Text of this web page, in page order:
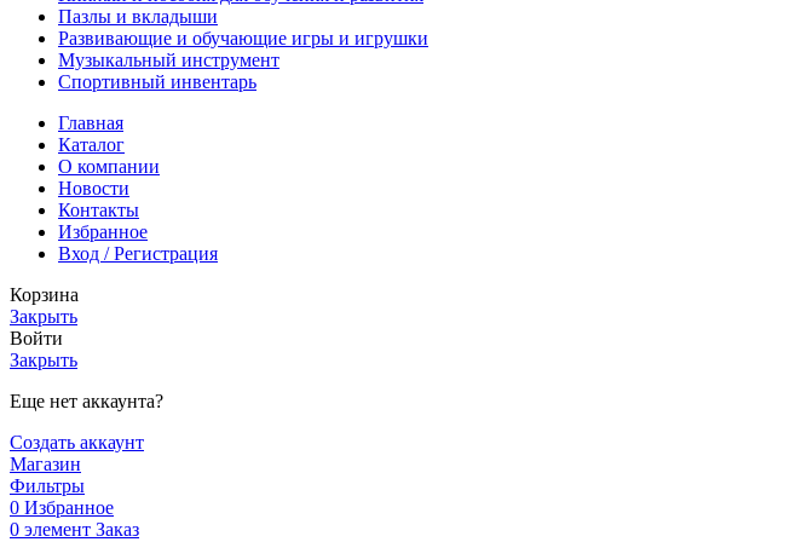
Пазлы и вкладыши
Развивающие и обучающие игры и игрушки
Музыкальный инструмент
Спортивный инвентарь
Главная
Каталог
О компании
Новости
Контакты
Избранное
Вход / Регистрация
Корзина
Закрыть
Войти
Закрыть
Еще нет аккаунта?
Создать аккаунт
Магазин
Фильтры
0 Избранное
0 элемент Заказ